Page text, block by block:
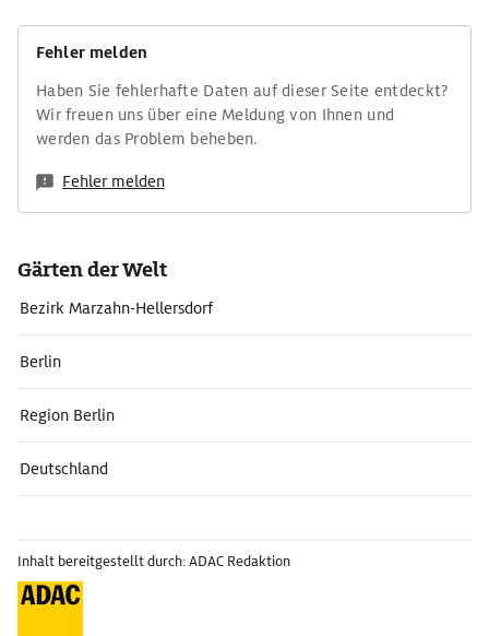
Fehler melden
Haben Sie fehlerhafte Daten auf dieser Seite entdeckt?
Wir freuen uns über eine Meldung von Ihnen und
werden das Problem beheben.
Fehler melden
Gärten der Welt
Bezirk Marzahn-Hellersdorf
Berlin
Region Berlin
Deutschland
Inhalt bereitgestellt durch: ADAC Redaktion